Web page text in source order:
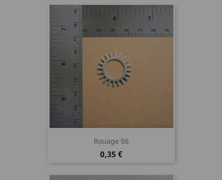
Rouage 06
Prix
0,35 €